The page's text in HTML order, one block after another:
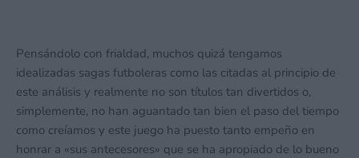
Pensándolo con frialdad, muchos quizá tengamos
idealizadas sagas futboleras como las citadas al principio de
este análisis y realmente no son títulos tan divertidos o,
simplemente, no han aguantado tan bien el paso del tiempo
como creíamos y este juego ha puesto tanto empeño en
honrar a «sus antecesores» que se ha apropiado de lo bueno